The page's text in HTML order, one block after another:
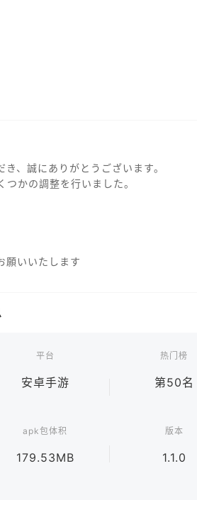
誠にありがとうございます。
かの調整を行いました。
いいたします
平台
安卓手游
热门榜
第50名
apk包体积
179.53MB
版本
1.1.0